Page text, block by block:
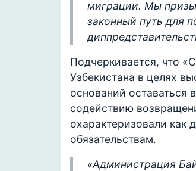
миграции. Мы
законный путь для
Подчеркивается, что
Узбекистана в целях
оснований оставаться
содействию
охарактеризовали
обязательствам.
«Администрация